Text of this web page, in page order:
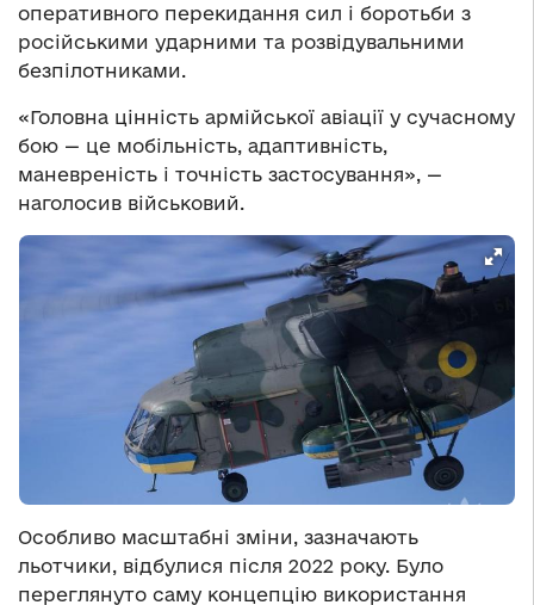
оперативного перекидання сил і боротьби з
російськими ударними та розвідувальними
безпілотниками.
«Головна цінність армійської авіації у сучасному
бою — це мобільність, адаптивність,
маневреність і точність застосування», —
наголосив військовий.
Особливо масштабні зміни, зазначають
льотчики, відбулися після 2022 року. Було
переглянуто саму концепцію використання